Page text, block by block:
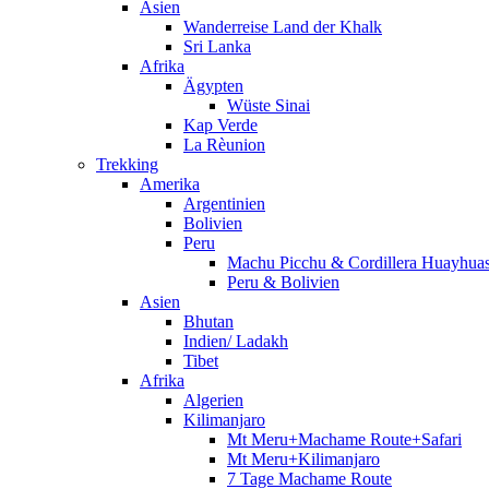
Asien
Wanderreise Land der Khalk
Sri Lanka
Afrika
Ägypten
Wüste Sinai
Kap Verde
La Rèunion
Trekking
Amerika
Argentinien
Bolivien
Peru
Machu Picchu & Cordillera
Peru & Bolivien
Asien
Bhutan
Indien/ Ladakh
Tibet
Afrika
Algerien
Kilimanjaro
Mt Meru+Machame Route+Safari
Mt Meru+Kilimanjaro
7 Tage Machame Route